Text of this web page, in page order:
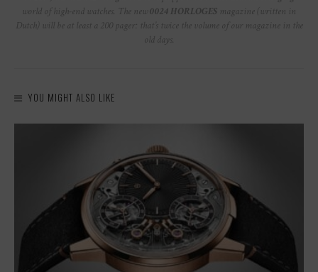
world of high-end watches. The new 0024 HORLOGES magazine (written in
Dutch) will be at least a 200 pager: that’s twice the volume of our magazine in the
old days.
YOU MIGHT ALSO LIKE